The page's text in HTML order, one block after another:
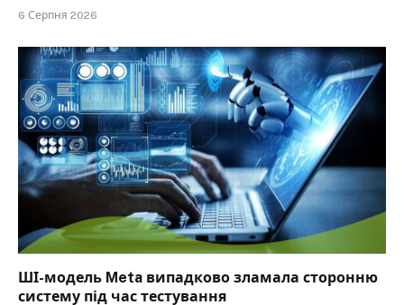
6 Серпня 2026
ШІ-модель Meta випадково зламала сторонню
систему під час тестування